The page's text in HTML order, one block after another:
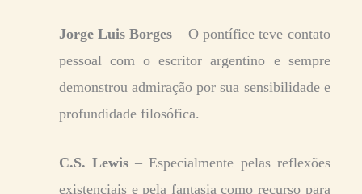
Jorge Luis Borges – O pontífice teve contato
pessoal com o escritor argentino e sempre
demonstrou admiração por sua sensibilidade e
profundidade filosófica.
C.S. Lewis – Especialmente pelas reflexões
existenciais e pela fantasia como recurso para